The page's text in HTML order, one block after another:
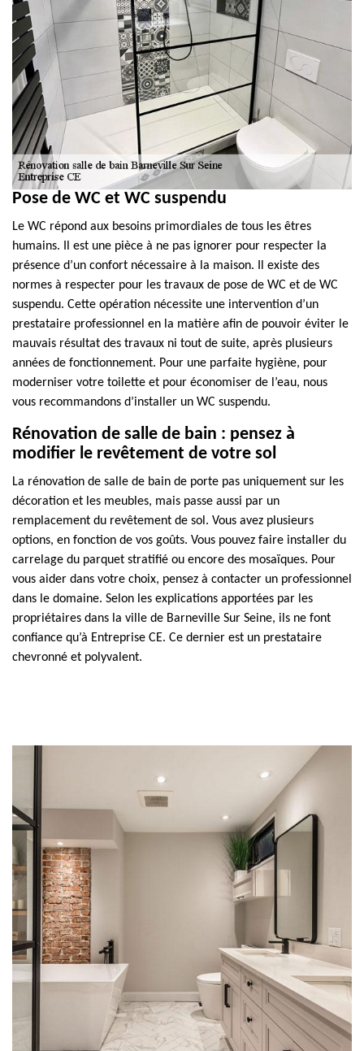
Pose de WC et WC suspendu
Le WC répond aux besoins primordiales de tous les êtres
humains. Il est une pièce à ne pas ignorer pour respecter la
présence d’un confort nécessaire à la maison. Il existe des
normes à respecter pour les travaux de pose de WC et de WC
suspendu. Cette opération nécessite une intervention d’un
prestataire professionnel en la matière afin de pouvoir éviter le
mauvais résultat des travaux ni tout de suite, après plusieurs
années de fonctionnement. Pour une parfaite hygiène, pour
moderniser votre toilette et pour économiser de l’eau, nous
vous recommandons d’installer un WC suspendu.
Rénovation de salle de bain : pensez à
modifier le revêtement de votre sol
La rénovation de salle de bain de porte pas uniquement sur les
décoration et les meubles, mais passe aussi par un
remplacement du revêtement de sol. Vous avez plusieurs
options, en fonction de vos goûts. Vous pouvez faire installer du
carrelage du parquet stratifié ou encore des mosaïques. Pour
vous aider dans votre choix, pensez à contacter un professionnel
dans le domaine. Selon les explications apportées par les
propriétaires dans la ville de Barneville Sur Seine, ils ne font
confiance qu’à Entreprise CE. Ce dernier est un prestataire
chevronné et polyvalent.